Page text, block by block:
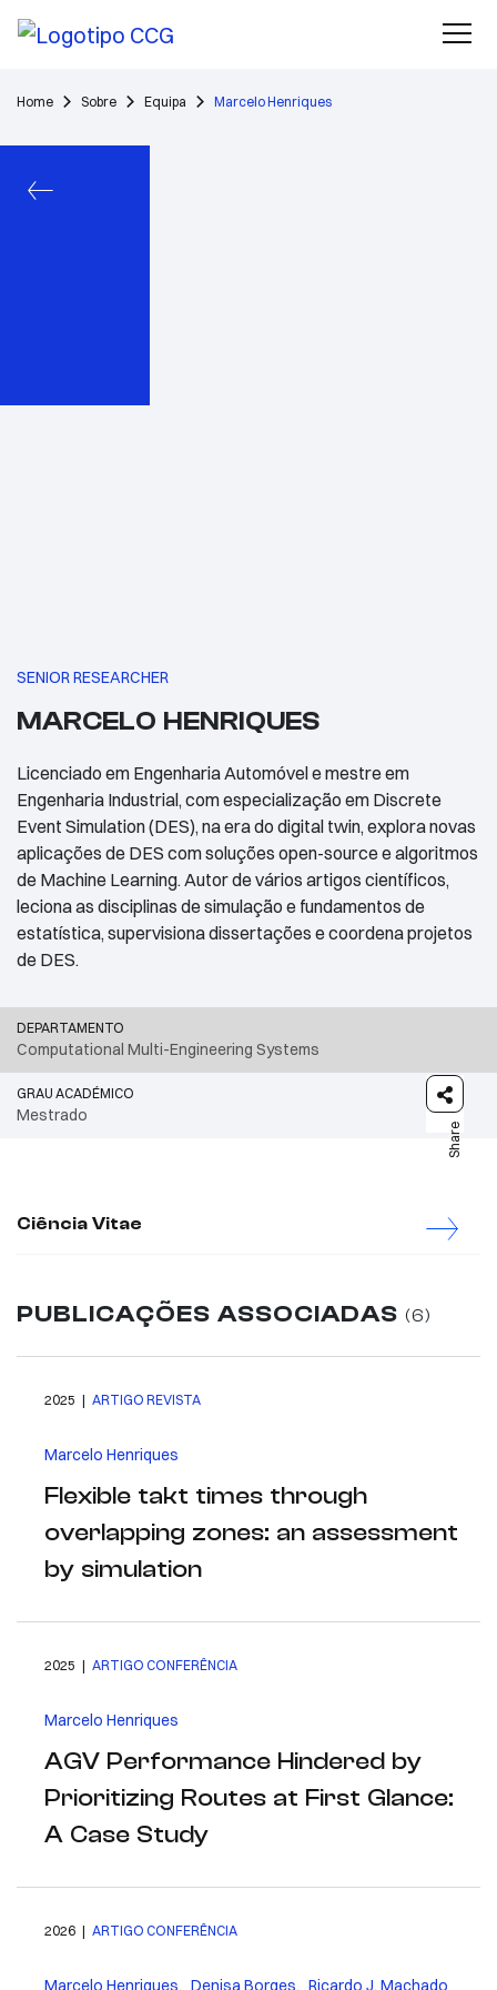
Home Sobre Equipa Marcelo Henriques
SENIOR RESEARCHER
MARCELO HENRIQUES
Licenciado em Engenharia Automóvel e mestre em
Engenharia Industrial, com especialização em Discrete
Event Simulation (DES), na era do digital twin, explora novas
aplicações de DES com soluções open-source e algoritmos
de Machine Learning. Autor de vários artigos científicos,
leciona as disciplinas de simulação e fundamentos de
estatística, supervisiona dissertações e coordena projetos
de DES.
DEPARTAMENTO
Computational Multi-Engineering Systems
GRAU ACADÉMICO
Mestrado
Share
Ciência Vitae
PUBLICAÇÕES ASSOCIADAS (6)
2025 | ARTIGO REVISTA
Marcelo Henriques
Flexible takt times through
overlapping zones: an assessment
by simulation
2025 | ARTIGO CONFERÊNCIA
Marcelo Henriques
AGV Performance Hindered by
Prioritizing Routes at First Glance:
A Case Study
2026 | ARTIGO CONFERÊNCIA
Marcelo Henriques, Denisa Borges, Ricardo J. Machado